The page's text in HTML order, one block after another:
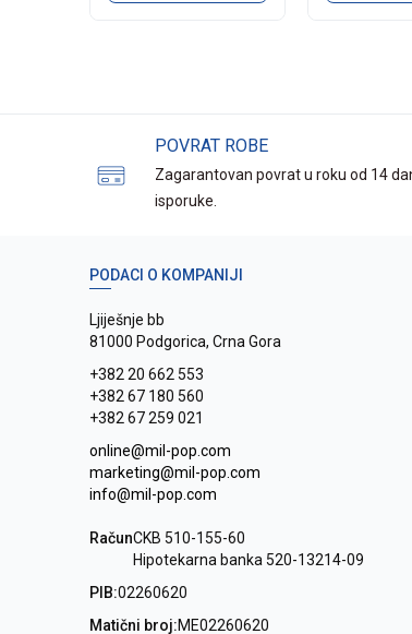
POVRAT ROBE
Zagarantovan povrat u roku od 14
isporuke.
PODACI O KOMPANIJI
Ljiješnje bb
81000 Podgorica, Crna Gora
+382 20 662 553
+382 67 180 560
+382 67 259 021
online@mil-pop.com
marketing@mil-pop.com
info@mil-pop.com
RačunCKB 510-155-60
Hipotekarna banka 520-13214-09
PIB:02260620
Matični broj:ME02260620